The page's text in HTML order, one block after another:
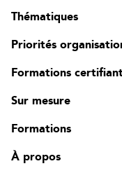
Thématiques
Priorités
Formations
Sur mesure
Formations
À propos